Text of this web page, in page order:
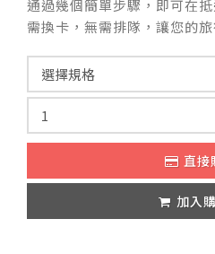
通過幾個簡單步驟，即可在
需換卡，無需排隊，讓您的
直接
加入